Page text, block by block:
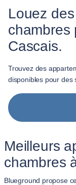
Louez
chambres
Cascais.
Trouvez des
disponibles pour des
Meilleurs
chambres
Blueground propose